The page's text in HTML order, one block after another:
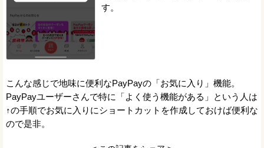
す。
こんな感じで地味に便利なPayPayの「お気に入り」機能。
PayPayユーザーさんで特に「よく使う機能がある」という人は
↑の手順でお気に入りにショートカットを作成しておけば便利な
ので是非。